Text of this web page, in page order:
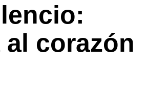
corazón